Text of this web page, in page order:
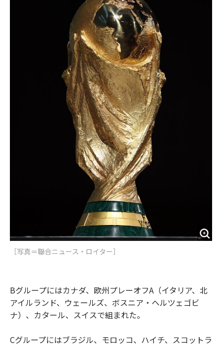
［写真＝聯合ニュース・ロイター］
Bグループにはカナダ、欧州プレーオフA（イタリア、北
アイルランド、ウェールズ、ボスニア・ヘルツェゴビ
ナ）、カタール、スイスで組まれた。
Cグループにはブラジル、モロッコ、ハイチ、スコットラ